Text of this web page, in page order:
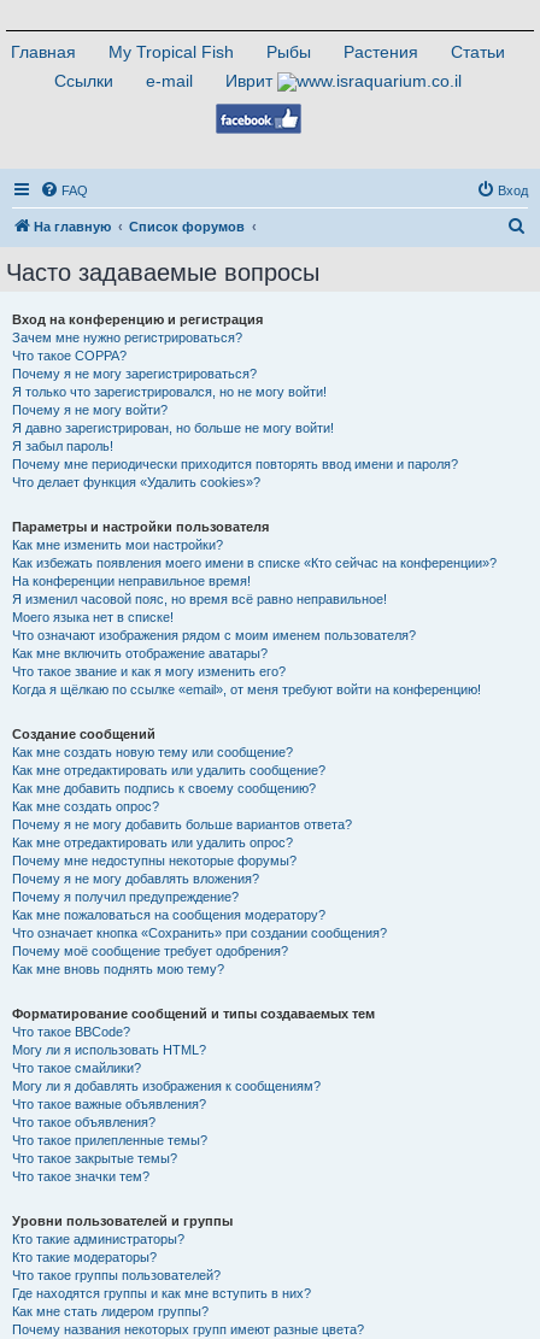
Главная My Tropical Fish Рыбы Растения
Статьи
Ссылки
e-mail Иврит
FAQ Вход
На главную Список форумов
Часто задаваемые вопросы
Вход на конференцию и регистрация
Зачем мне нужно регистрироваться?
Что такое COPPA?
Почему я не могу зарегистрироваться?
Я только что зарегистрировался, но не могу войти!
Почему я не могу войти?
Я давно зарегистрирован, но больше не могу войти!
Я забыл пароль!
Почему мне периодически приходится повторять ввод имени и пароля?
Что делает функция «Удалить cookies»?
Параметры и настройки пользователя
Как мне изменить мои настройки?
Как избежать появления моего имени в списке «Кто сейчас на конференции»?
На конференции неправильное время!
Я изменил часовой пояс, но время всё равно неправильное!
Моего языка нет в списке!
Что означают изображения рядом с моим именем пользователя?
Как мне включить отображение аватары?
Что такое звание и как я могу изменить его?
Когда я щёлкаю по ссылке «email», от меня требуют войти на конференцию!
Создание сообщений
Как мне создать новую тему или сообщение?
Как мне отредактировать или удалить сообщение?
Как мне добавить подпись к своему сообщению?
Как мне создать опрос?
Почему я не могу добавить больше вариантов ответа?
Как мне отредактировать или удалить опрос?
Почему мне недоступны некоторые форумы?
Почему я не могу добавлять вложения?
Почему я получил предупреждение?
Как мне пожаловаться на сообщения модератору?
Что означает кнопка «Сохранить» при создании сообщения?
Почему моё сообщение требует одобрения?
Как мне вновь поднять мою тему?
Форматирование сообщений и типы создаваемых тем
Что такое BBCode?
Могу ли я использовать HTML?
Что такое смайлики?
Могу ли я добавлять изображения к сообщениям?
Что такое важные объявления?
Что такое объявления?
Что такое прилепленные темы?
Что такое закрытые темы?
Что такое значки тем?
Уровни пользователей и группы
Кто такие администраторы?
Кто такие модераторы?
Что такое группы пользователей?
Где находятся группы и как мне вступить в них?
Как мне стать лидером группы?
Почему названия некоторых групп имеют разные цвета?